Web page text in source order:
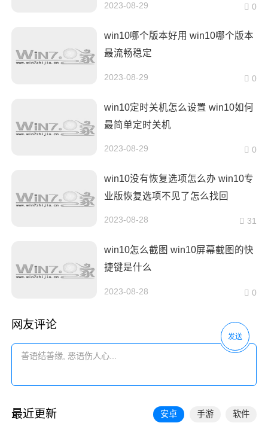
2023-08-29 0
win10哪个版本好用 win10哪个版本
最流畅稳定
2023-08-29 0
win10定时关机怎么设置 win10如何
最简单定时关机
2023-08-29 0
win10没有恢复选项怎么办 win10专
业版恢复选项不见了怎么找回
2023-08-28 31
win10怎么截图 win10屏幕截图的快
捷键是什么
2023-08-28 0
网友评论
发送
最近更新 安卓 手游 软件